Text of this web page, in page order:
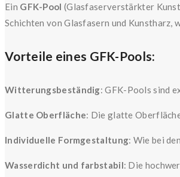
Ein GFK-Pool (Glasfaserverstärkter
Schichten von Glasfasern und
Vorteile eines GFK-Pools:
Witterungsbeständig: GFK-Pools sind
Glatte Oberfläche: Die glatte
Individuelle Formgestaltung: Wie bei
Wasserdicht und farbstabil: Die